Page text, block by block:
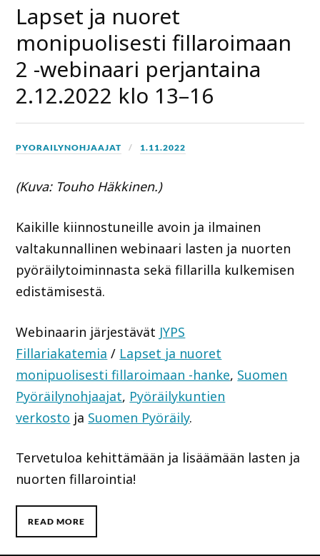
Lapset ja nuoret
monipuolisesti fillaroimaan
2 -webinaari perjantaina
2.12.2022 klo 13–16
PYORAILYNOHJAAJAT 1.11.2022
(Kuva: Touho Häkkinen.)
Kaikille kiinnostuneille avoin ja ilmainen
valtakunnallinen webinaari lasten ja nuorten
pyöräilytoiminnasta sekä fillarilla kulkemisen
edistämisestä.
Webinaarin järjestävät JYPS
Fillariakatemia / Lapset ja nuoret
monipuolisesti fillaroimaan -hanke, Suomen
Pyöräilynohjaajat, Pyöräilykuntien
verkosto ja Suomen Pyöräily.
Tervetuloa kehittämään ja lisäämään lasten ja
nuorten fillarointia!
READ MORE